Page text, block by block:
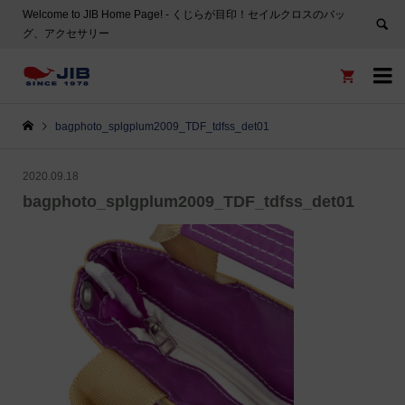
Welcome to JIB Home Page! ‐ くじらが目印！セイルクロスのバッ
グ、アクセサリー


bagphoto_splgplum2009_TDF_tdfss_det01
2020.09.18
bagphoto_splgplum2009_TDF_tdfss_det01